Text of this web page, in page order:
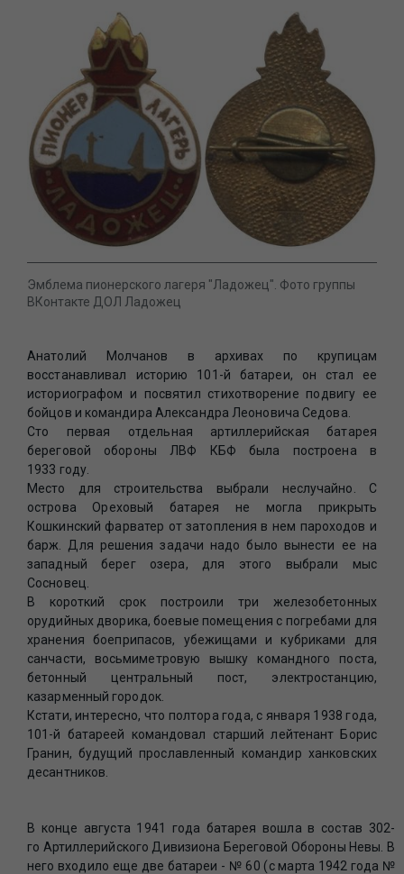
Эмблема пионерского лагеря "Ладожец". Фото группы
ВКонтакте ДОЛ Ладожец
Анатолий Молчанов в архивах по крупицам
восстанавливал историю 101-й батареи, он стал ее
историографом и посвятил стихотворение подвигу ее
бойцов и командира Александра Леоновича Седова.
Сто первая отдельная артиллерийская батарея
береговой обороны ЛВФ КБФ была построена в
1933 году.
Место для строительства выбрали неслучайно. С
острова Ореховый батарея не могла прикрыть
Кошкинский фарватер от затопления в нем пароходов и
барж. Для решения задачи надо было вынести ее на
западный берег озера, для этого выбрали мыс
Сосновец.
В короткий срок построили три железобетонных
орудийных дворика, боевые помещения с погребами для
хранения боеприпасов, убежищами и кубриками для
санчасти, восьмиметровую вышку командного поста,
бетонный центральный пост, электростанцию,
казарменный городок.
Кстати, интересно, что полтора года, с января 1938 года,
101-й батареей командовал старший лейтенант Борис
Гранин, будущий прославленный командир ханковских
десантников.
В конце августа 1941 года батарея вошла в состав 302-
го Артиллерийского Дивизиона Береговой Обороны Невы. В
него входило еще две батареи - № 60 (с марта 1942 года №